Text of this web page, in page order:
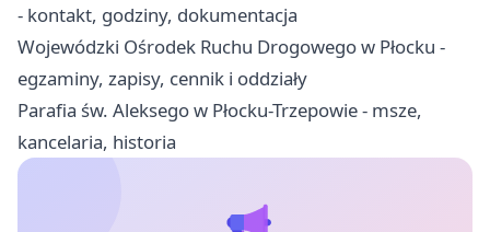
- kontakt, godziny, dokumentacja
Wojewódzki Ośrodek Ruchu Drogowego w Płocku -
egzaminy, zapisy, cennik i oddziały
Parafia św. Aleksego w Płocku-Trzepowie - msze,
kancelaria, historia